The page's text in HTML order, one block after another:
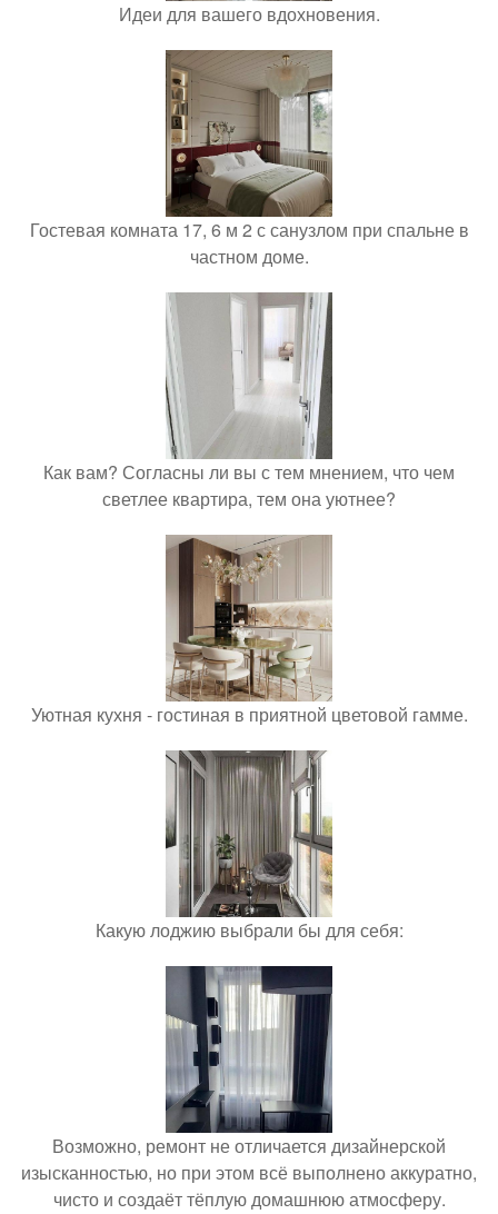
Идеи для вашего вдохновения.
Гостевая комната 17, 6 м 2 с санузлом при спальне в
частном доме.
Как вам? Согласны ли вы с тем мнением, что чем
светлее квартира, тем она уютнее?
Уютная кухня - гостиная в приятной цветовой гамме.
Какую лоджию выбрали бы для себя:
Возможно, ремонт не отличается дизайнерской
изысканностью, но при этом всё выполнено аккуратно,
чисто и создаёт тёплую домашнюю атмосферу.